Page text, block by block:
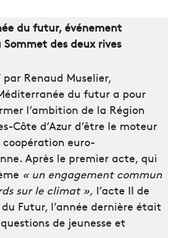
du futur, événement
des deux rives
par Renaud Muselier,
du futur a pour
l’ambition de la Région
Côte d’Azur d’être le moteur
euro-
Après le premier acte, qui
« un engagement commun
sur le climat », l’acte II de
Futur, l’année dernière était
de jeunesse et